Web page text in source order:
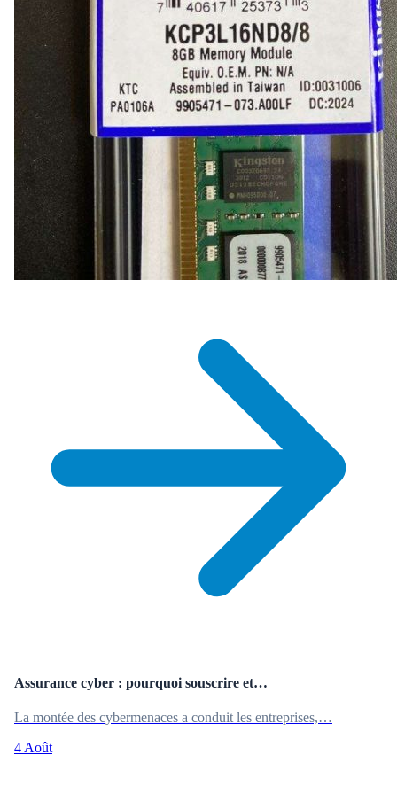
Assurance cyber : pourquoi souscrire et…
La montée des cybermenaces a conduit les entreprises,…
4 Août